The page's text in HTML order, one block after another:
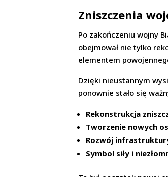
Zniszczenia
Po zakończeniu wojny
obejmował nie tylko
elementem
Dzięki nieustannym
ponownie stało się
Rekonstrukcja
Tworzenie nowych
Rozwój
Symbol siły i